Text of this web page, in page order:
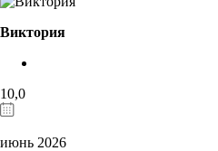
Виктория
10,0
июнь 2026